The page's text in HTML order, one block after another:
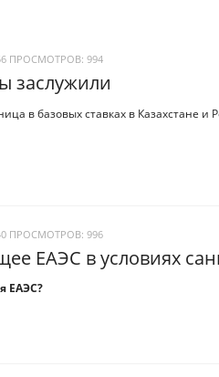
ПРОСМОТРОВ: 994
заслужили
в базовых ставках в Казахстане и
ПРОСМОТРОВ: 996
ЕАЭС в условиях
ЕАЭС?